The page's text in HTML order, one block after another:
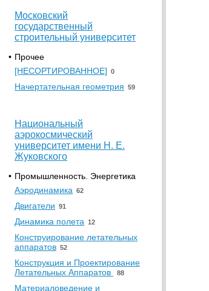
Московский
государственный
строительный университет
• Прочее
[НЕСОРТИРОВАННОЕ] 0
Начертательная геометрия 59
Национальный
аэрокосмический
университет имени Н. Е.
Жуковского
• Промышленность. Энергетика
Аэродинамика 62
Двигатели 91
Динамика полета 12
Конструирование летательных
аппаратов 52
Конструкция и Проектирование
Летательных Аппаратов
88
Материаловедение и